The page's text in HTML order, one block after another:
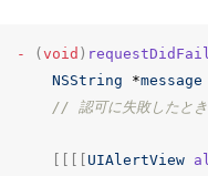
- ( void )
NSString
*message
// 認可に失敗したとき
UIAlertView